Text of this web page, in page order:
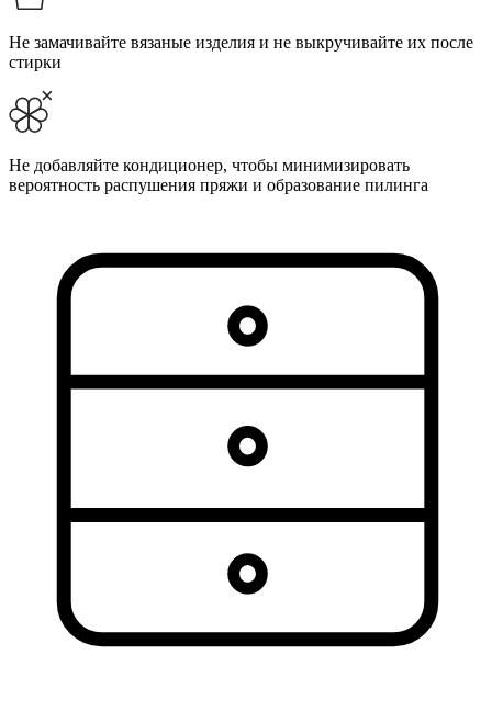
Не замачивайте вязаные изделия и не выкручивайте их после
стирки
Не добавляйте кондиционер, чтобы минимизировать
вероятность распушения пряжи и образование пилинга